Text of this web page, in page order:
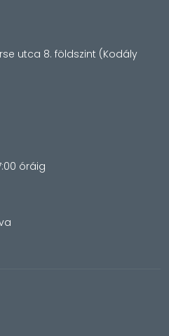
utca 8. földszint (Kodály
óráig